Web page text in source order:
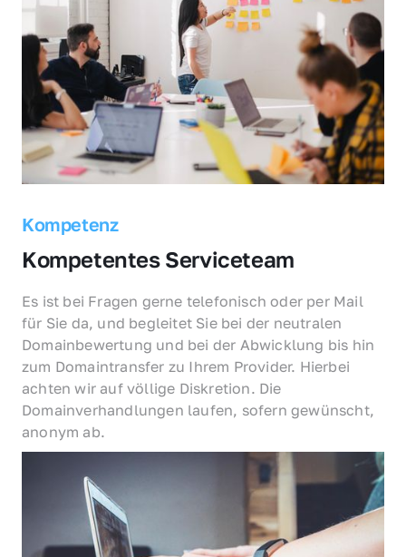
Kompetenz
Kompetentes Serviceteam
Es ist bei Fragen gerne telefonisch oder per Mail
für Sie da, und begleitet Sie bei der neutralen
Domainbewertung und bei der Abwicklung bis hin
zum Domaintransfer zu Ihrem Provider. Hierbei
achten wir auf völlige Diskretion. Die
Domainverhandlungen laufen, sofern gewünscht,
anonym ab.